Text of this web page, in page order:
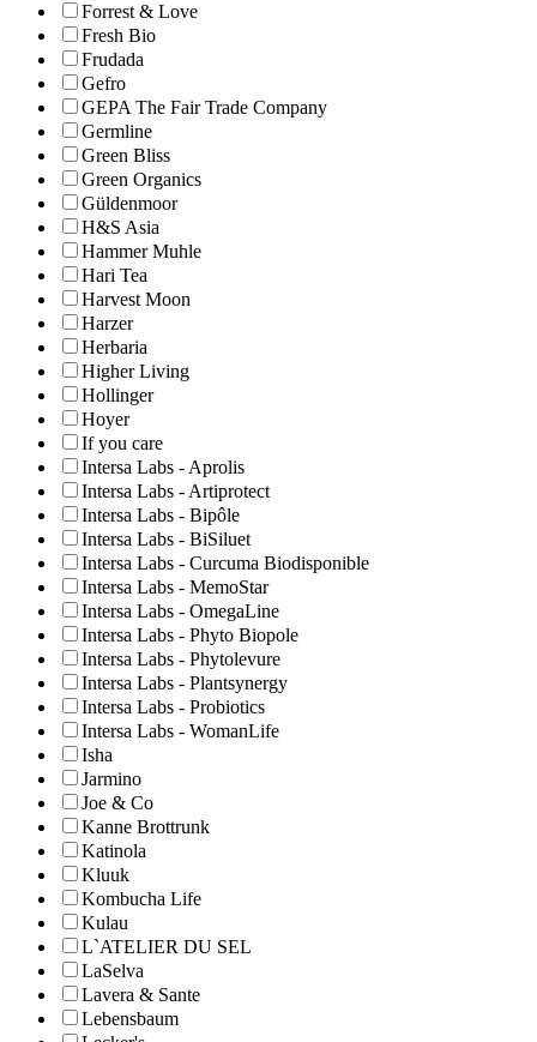
Forrest & Love
Fresh Bio
Frudada
Gefro
GEPA The Fair Trade Company
Germline
Green Bliss
Green Organics
Güldenmoor
H&S Asia
Hammer Muhle
Hari Tea
Harvest Moon
Harzer
Herbaria
Higher Living
Hollinger
Hoyer
If you care
Intersa Labs - Aprolis
Intersa Labs - Artiprotect
Intersa Labs - Bipôle
Intersa Labs - BiSiluet
Intersa Labs - Curcuma Biodisponible
Intersa Labs - MemoStar
Intersa Labs - OmegaLine
Intersa Labs - Phyto Biopole
Intersa Labs - Phytolevure
Intersa Labs - Plantsynergy
Intersa Labs - Probiotics
Intersa Labs - WomanLife
Isha
Jarmino
Joe & Co
Kanne Brottrunk
Katinola
Kluuk
Kombucha Life
Kulau
L`ATELIER DU SEL
LaSelva
Lavera & Sante
Lebensbaum